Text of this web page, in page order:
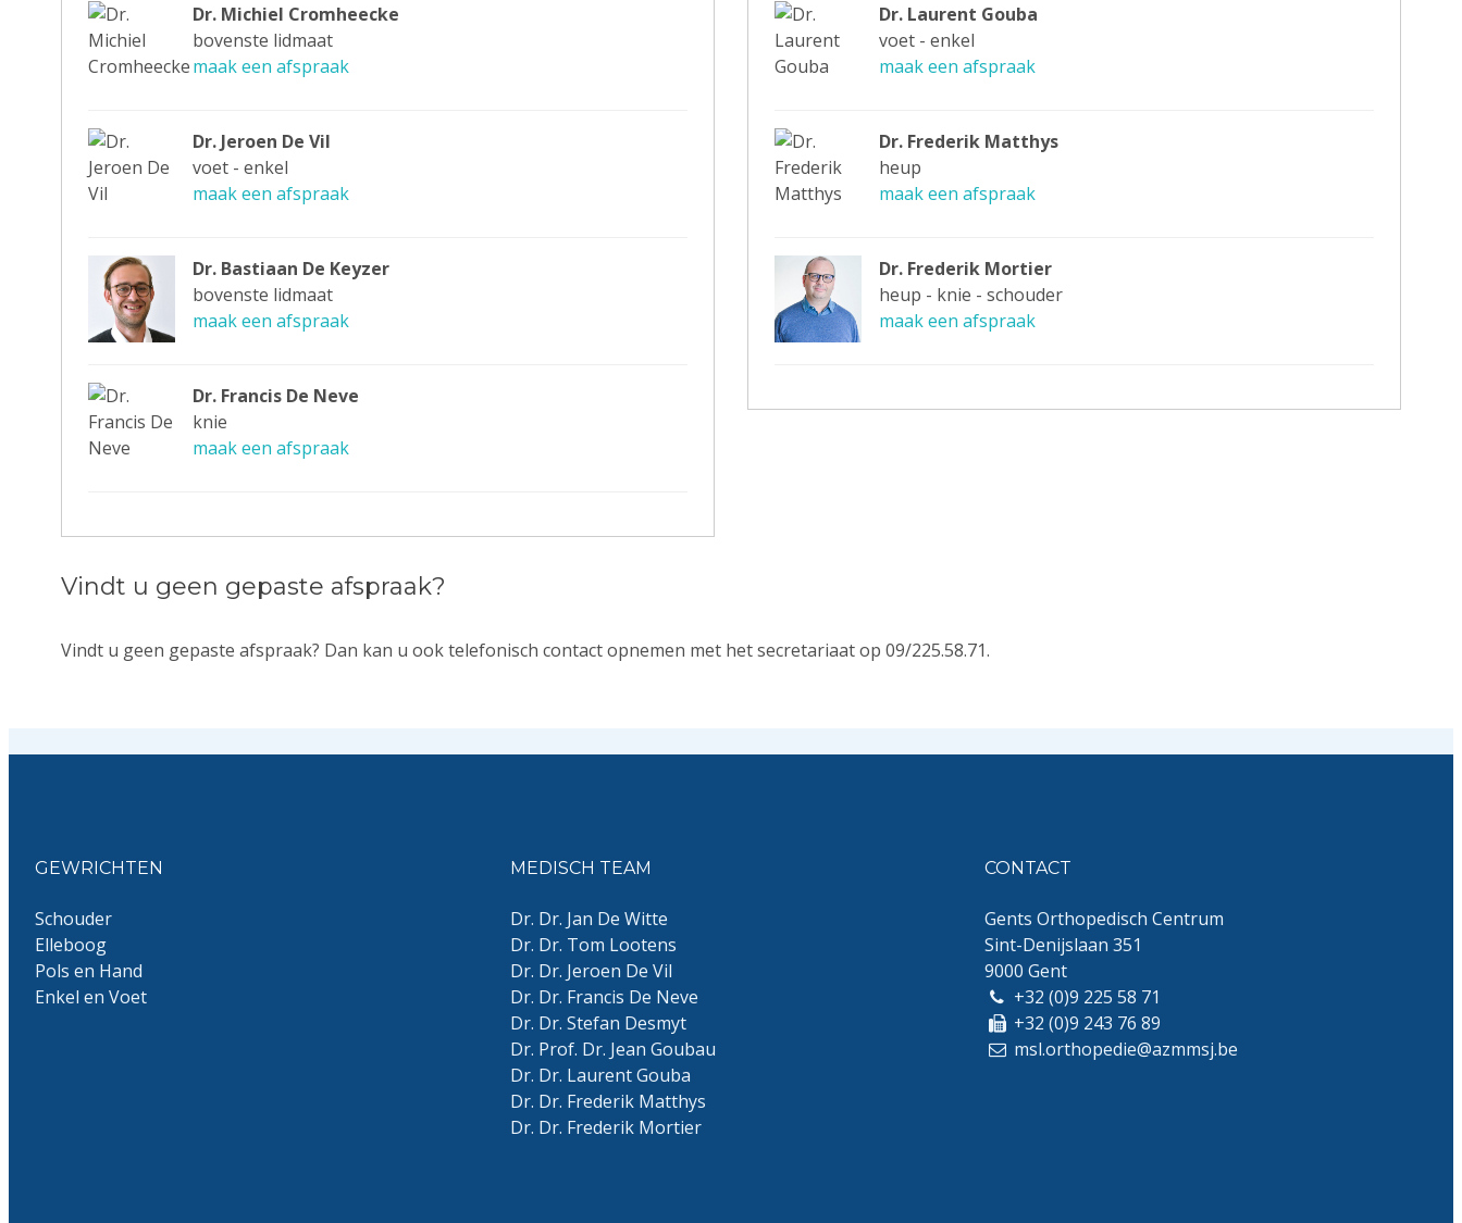
Dr. Michiel Cromheecke
bovenste lidmaat
maak een afspraak
Dr. Jeroen De Vil
voet - enkel
maak een afspraak
Dr. Bastiaan De Keyzer
bovenste lidmaat
maak een afspraak
Dr. Francis De Neve
knie
maak een afspraak
Dr. Laurent Gouba
voet - enkel
maak een afspraak
Dr. Frederik Matthys
heup
maak een afspraak
Dr. Frederik Mortier
heup - knie - schouder
maak een afspraak
Vindt u geen gepaste afspraak?
Vindt u geen gepaste afspraak? Dan kan u ook telefonisch contact opnemen met het secretariaat op 09/225.58.71.
GEWRICHTEN
Schouder
Elleboog
Pols en Hand
Enkel en Voet
MEDISCH TEAM
Dr. Dr. Jan De Witte
Dr. Dr. Tom Lootens
Dr. Dr. Jeroen De Vil
Dr. Dr. Francis De Neve
Dr. Dr. Stefan Desmyt
Dr. Prof. Dr. Jean Goubau
Dr. Dr. Laurent Gouba
Dr. Dr. Frederik Matthys
Dr. Dr. Frederik Mortier
CONTACT
Gents Orthopedisch Centrum
Sint-Denijslaan 351
9000 Gent
+32 (0)9 225 58 71
+32 (0)9 243 76 89
msl.orthopedie@azmmsj.be